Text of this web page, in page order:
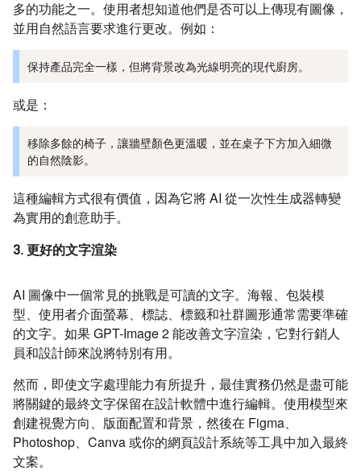
多的功能之一。使用者想知道他們是否可以上傳現有圖像，
並用自然語言要求進行更改。例如：
保持產品完全一樣，但將背景改為光線明亮的現代廚房。
或是：
移除多餘的椅子，讓牆壁顏色更溫暖，並在桌子下方加入細微
的自然陰影。
這種編輯方式很有價值，因為它將 AI 從一次性生成器轉變
為實用的創意助手。
3. 更好的文字渲染
AI 圖像中一個常見的挑戰是可讀的文字。海報、包裝模
型、使用者介面螢幕、標誌、標籤和社群圖形通常需要準確
的文字。如果 GPT-Image 2 能改善文字渲染，它對行銷人
員和設計師來說將特別有用。
然而，即使文字處理能力有所提升，最佳實務仍然是盡可能
將關鍵的最終文字保留在設計軟體中進行編輯。使用模型來
創建視覺方向、版面配置和背景，然後在 Figma、
Photoshop、Canva 或你的網頁設計系統等工具中加入最終
文案。